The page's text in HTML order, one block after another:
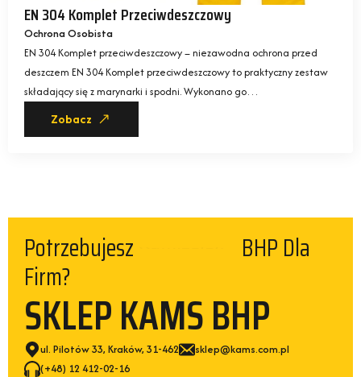
EN 304 Komplet Przeciwdeszczowy
Ochrona Osobista
EN 304 Komplet przeciwdeszczowy – niezawodna ochrona przed
deszczem EN 304 Komplet przeciwdeszczowy to praktyczny zestaw
składający się z marynarki i spodni. Wykonano go…
Zobacz
Potrzebujesz BHP Dla
Firm?
SKLEP KAMS BHP
ul. Pilotów 33, Kraków, 31-462
sklep@kams.com.pl
(+48) 12 412-02-16